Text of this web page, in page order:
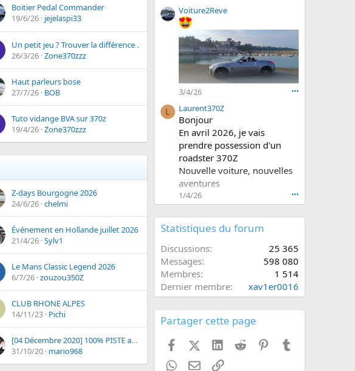
Boitier Pedal Commander
19/6/26 jejelaspi33
Un petit jeu ? Trouver la différence .
26/3/26 Zone370zzz
Haut parleurs bose
27/7/26 BOB
Tuto vidange BVA sur 370z
19/4/26 Zone370zzz
Z-days Bourgogne 2026
24/6/26 chelmi
Événement en Hollande juillet 2026
21/4/26 Sylv1
Le Mans Classic Legend 2026
6/7/26 zouzou350Z
CLUB RHONE ALPES
14/11/23 Pichi
[04 Décembre 2020] 100% PISTE au Mans
31/10/20 mario968
d
e
M
i
c
.
Voiture2Reve
3/4/26 •••
L Laurent370Z
Bonjour
En avril 2026, je vais
prendre possession d'un
roadster 370Z
Nouvelle voiture, nouvelles
aventures
1/4/26 •••
Statistiques du forum
Discussions
25 365
Messages
598 080
Membres
1 514
Dernier membre
xav1er0016
Partager cette page
FacebookX (Twitter)
LinkedIn
Reddit Pinterest
WhatsApp
EmailLien